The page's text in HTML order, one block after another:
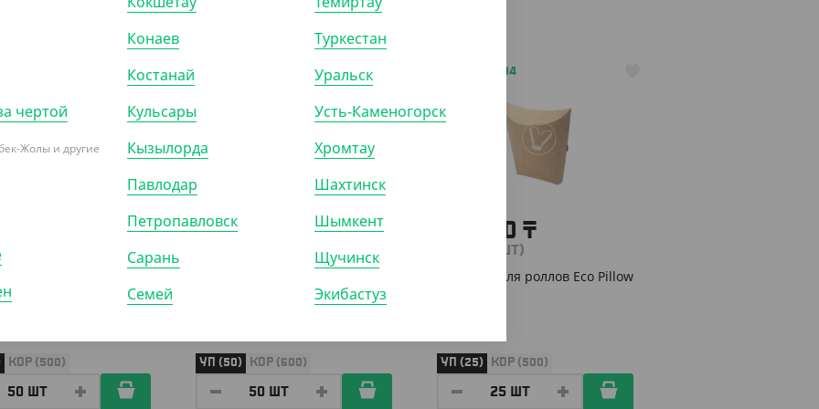
70, 130*130*70 мм,
КОР (500)
1 840
EcoPillow, 200*70*55 мм, DoECO
УП (50) КОР (600)
АРТ. 3303904
977.50 ₸
/ШТ)
Упаковка для роллов Eco Pillow
УП (25) КОР (500)
чертой
Жолы и другие
Конаев
Костанай
Кульсары
Кызылорда
Павлодар
Петропавловск
Сарань
Семей
Туркестан
Уральск
Усть-Каменогорск
Хромтау
Шахтинск
Шымкент
Щучинск
Экибастуз